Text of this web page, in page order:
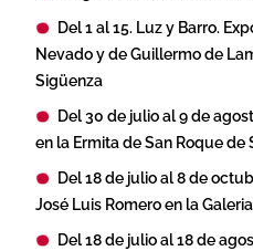
Del 1 al 15. Luz y Barro.
Nevado y de Guillermo de
Sigüenza
Del 30 de julio al 9 de
en la Ermita de San Roque de
Del 18 de julio al 8 de
José Luis Romero en la
Del 18 de julio al 18 de